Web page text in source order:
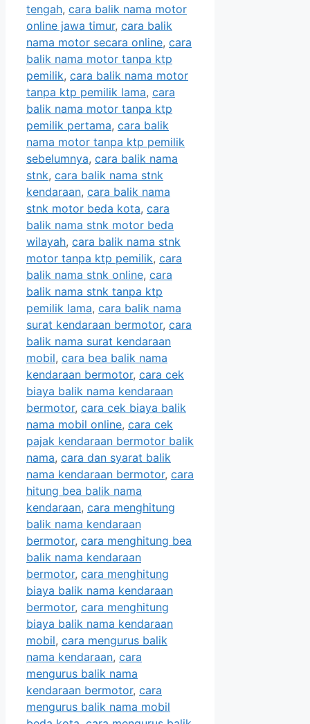
tengah, cara balik nama motor
online jawa timur, cara balik
nama motor secara online, cara
balik nama motor tanpa ktp
pemilik, cara balik nama motor
tanpa ktp pemilik lama, cara
balik nama motor tanpa ktp
pemilik pertama, cara balik
nama motor tanpa ktp pemilik
sebelumnya, cara balik nama
stnk, cara balik nama stnk
kendaraan, cara balik nama
stnk motor beda kota, cara
balik nama stnk motor beda
wilayah, cara balik nama stnk
motor tanpa ktp pemilik, cara
balik nama stnk online, cara
balik nama stnk tanpa ktp
pemilik lama, cara balik nama
surat kendaraan bermotor, cara
balik nama surat kendaraan
mobil, cara bea balik nama
kendaraan bermotor, cara cek
biaya balik nama kendaraan
bermotor, cara cek biaya balik
nama mobil online, cara cek
pajak kendaraan bermotor balik
nama, cara dan syarat balik
nama kendaraan bermotor, cara
hitung bea balik nama
kendaraan, cara menghitung
balik nama kendaraan
bermotor, cara menghitung bea
balik nama kendaraan
bermotor, cara menghitung
biaya balik nama kendaraan
bermotor, cara menghitung
biaya balik nama kendaraan
mobil, cara mengurus balik
nama kendaraan, cara
mengurus balik nama
kendaraan bermotor, cara
mengurus balik nama mobil